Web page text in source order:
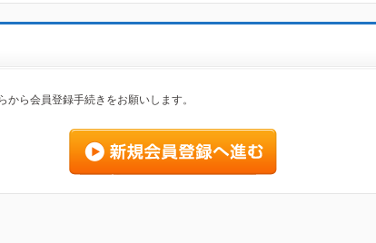
ら会員登録手続きをお願いします。